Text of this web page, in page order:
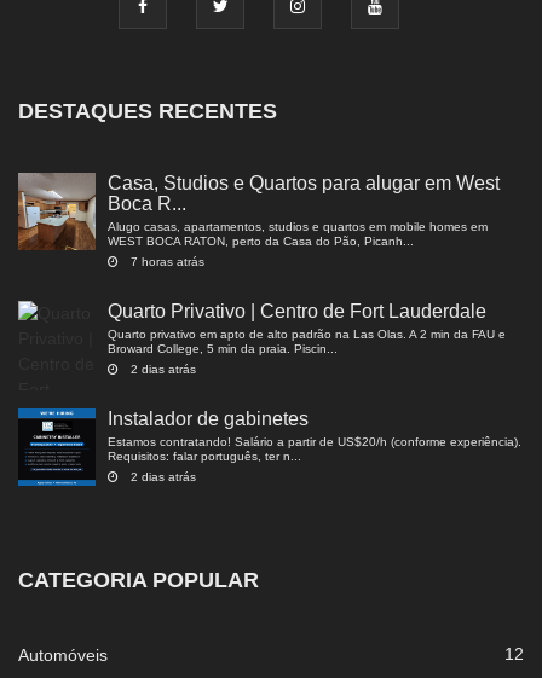
DESTAQUES RECENTES
Casa, Studios e Quartos para alugar em West
Boca R...
Alugo casas, apartamentos, studios e quartos em mobile homes em
WEST BOCA RATON, perto da Casa do Pão, Picanh...
7 horas atrás
Quarto Privativo | Centro de Fort Lauderdale
Quarto privativo em apto de alto padrão na Las Olas. A 2 min da FAU e
Broward College, 5 min da praia. Piscin...
2 dias atrás
Instalador de gabinetes
Estamos contratando! Salário a partir de US$20/h (conforme experiência).
Requisitos: falar português, ter n...
2 dias atrás
CATEGORIA POPULAR
Automóveis 12